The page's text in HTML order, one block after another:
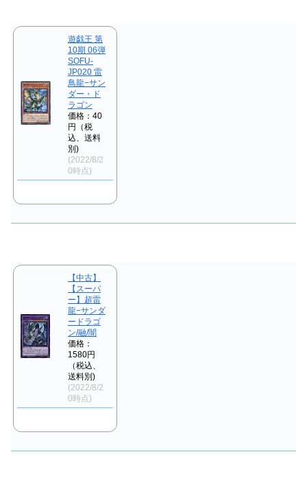
遊戯王 第
10期 06弾
SOFU-
JP020 雷
鳥龍−サン
ダー・ド
ラゴン
価格：40
円（税
込、送料
別)
(2022/8/2
0時点)
【中古】
【スーパ
ー】超雷
龍−サンダ
ードラゴ
ン/融/闇
価格：
1580円
（税込、
送料別)
(2022/8/2
0時点)